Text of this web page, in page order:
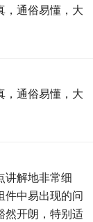
，通俗易懂，大
，通俗易懂，大
讲解地非常细
件中易出现的问
然开朗，特别适